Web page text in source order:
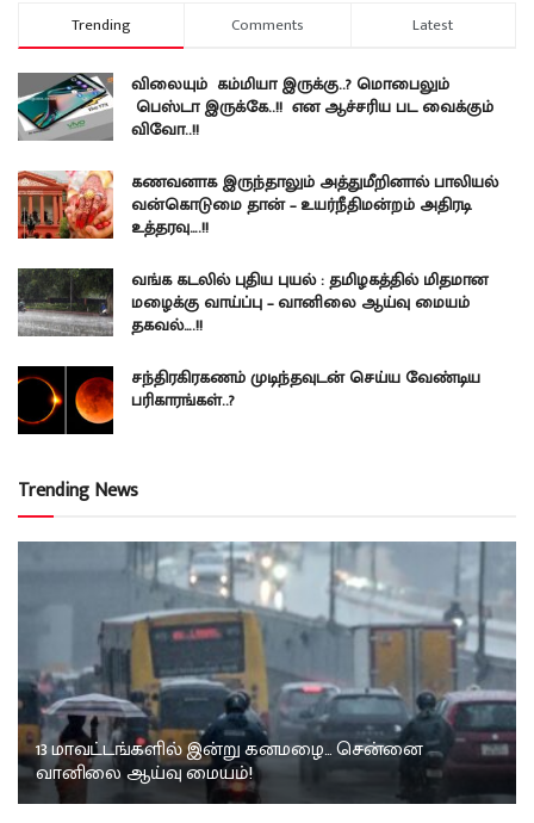
Trending Comments Latest
விலையும் கம்மியா இருக்கு..? மொபைலும்
பெஸ்டா இருக்கே..!! என ஆச்சரிய பட வைக்கும்
விவோ..!!
கணவனாக இருந்தாலும் அத்துமீறினால் பாலியல்
வன்கொடுமை தான் – உயர்நீதிமன்றம் அதிரடி
உத்தரவு….!!
வங்க கடலில் புதிய புயல் : தமிழகத்தில் மிதமான
மழைக்கு வாய்ப்பு – வானிலை ஆய்வு மையம்
தகவல்….!!
சந்திரகிரகணம் முடிந்தவுடன் செய்ய வேண்டிய
பரிகாரங்கள்..?
Trending News
13 மாவட்டங்களில் இன்று கனமழை… சென்னை
வானிலை ஆய்வு மையம்!